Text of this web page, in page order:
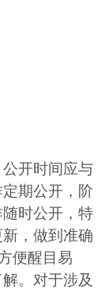
开时间应与
期公开，阶
时公开，特
，做到准确
便醒目易
。对于涉及